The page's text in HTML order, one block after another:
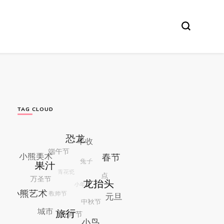
TAG CLOUD